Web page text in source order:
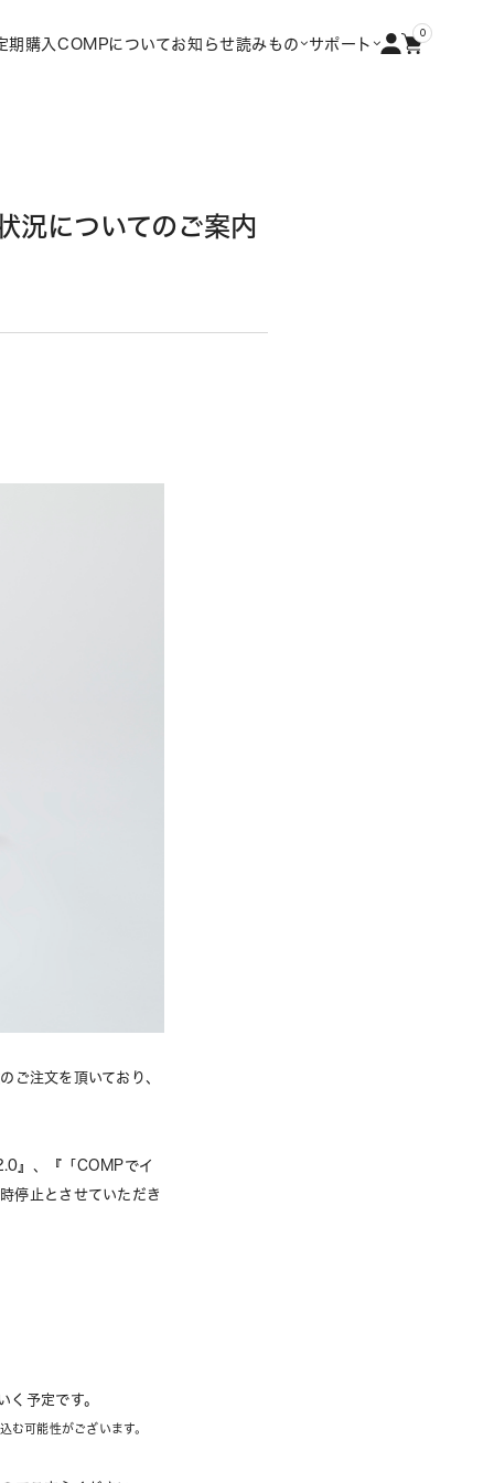
期購入 COMPについてお知らせ読みもの サポート
0
についてのご案内
注文を頂いており、
』、『「COMPでイ
停止とさせていただき
く予定です。
む可能性がございます。